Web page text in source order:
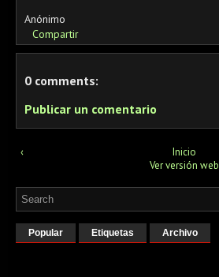
Anónimo
Compartir
0 comments:
Publicar un comentario
‹
Inicio
Ver versión web
Popular Etiquetas Archivo